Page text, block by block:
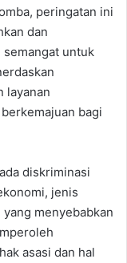
peringatan ini
dan
untuk
layanan
bagi
diskriminasi
jenis
menyebabkan
asasi dan hal